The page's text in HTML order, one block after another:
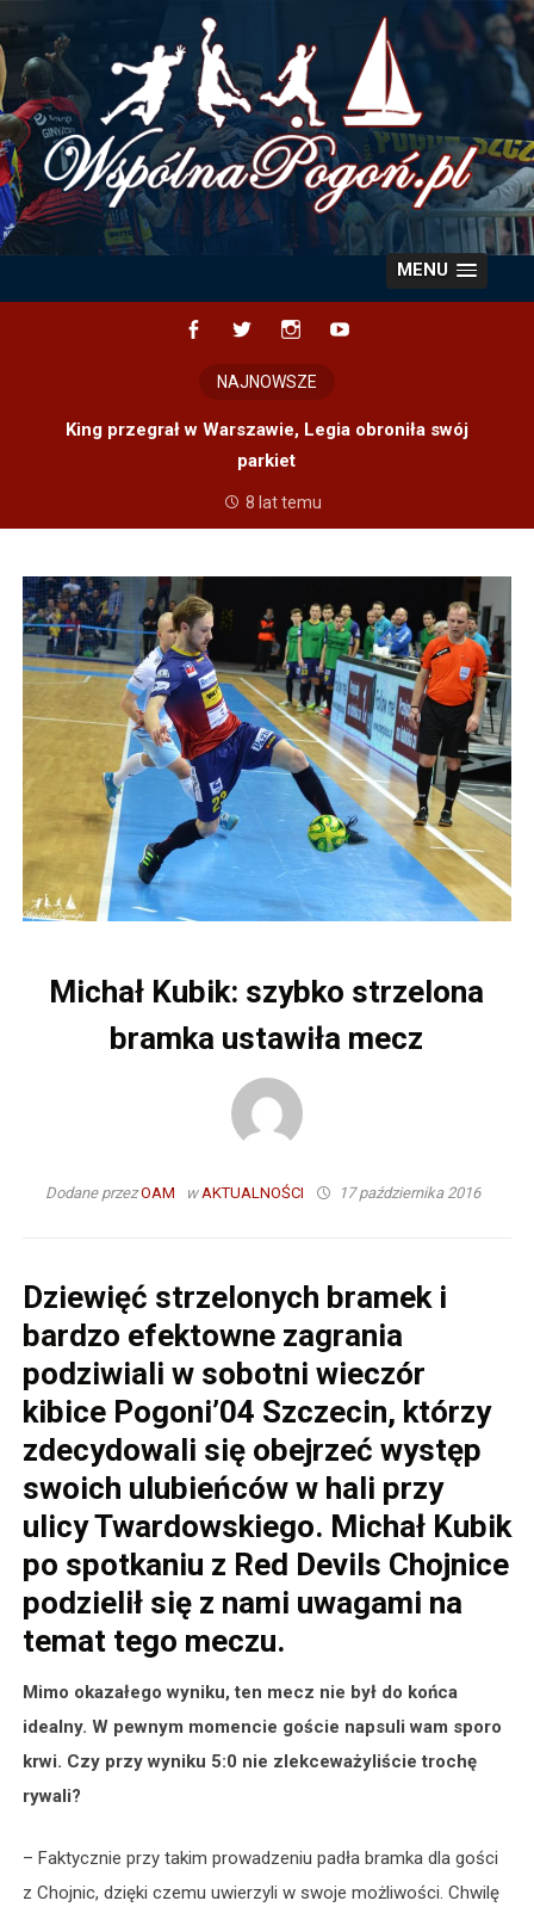
content
MENU
NAJNOWSZE
King przegrał w Warszawie, Legia obroniła swój
parkiet
8 lat temu
Michał Kubik: szybko strzelona
bramka ustawiła mecz
Dodane przezOAM wAKTUALNOŚCI 17 października 2016
Dziewięć strzelonych bramek i
bardzo efektowne zagrania
podziwiali w sobotni wieczór
kibice Pogoni’04 Szczecin, którzy
zdecydowali się obejrzeć występ
swoich ulubieńców w hali przy
ulicy Twardowskiego. Michał Kubik
po spotkaniu z Red Devils Chojnice
podzielił się z nami uwagami na
temat tego meczu.
Mimo okazałego wyniku, ten mecz nie był do końca
idealny. W pewnym momencie goście napsuli wam sporo
krwi. Czy przy wyniku 5:0 nie zlekceważyliście trochę
rywali?
– Faktycznie przy takim prowadzeniu padła bramka dla gości
z Chojnic, dzięki czemu uwierzyli w swoje możliwości. Chwilę